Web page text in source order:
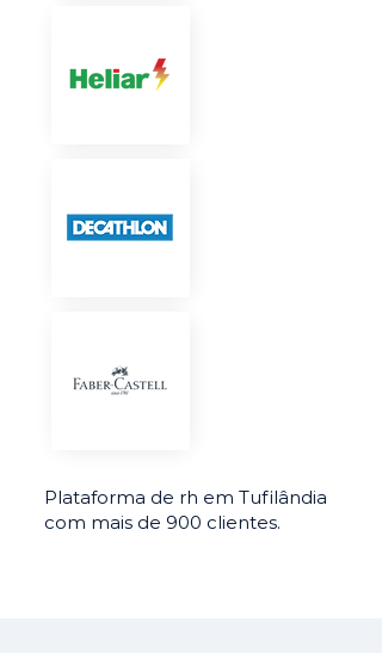
Plataforma de rh em Tufilândia
com mais de 900 clientes.